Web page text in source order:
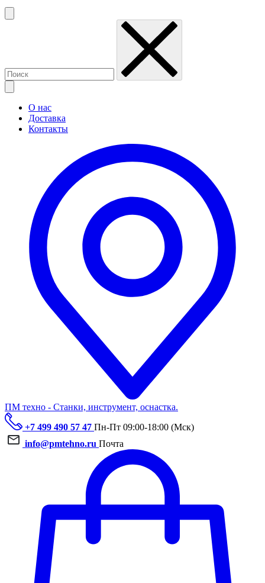
О нас
Доставка
Контакты
ПМ техно - Станки, инструмент, оснастка.
+7 499 490 57 47 Пн-Пт 09:00-18:00 (Мск)
info@pmtehno.ru Почта